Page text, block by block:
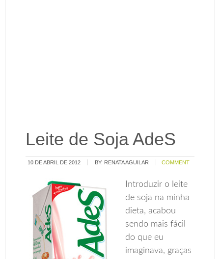
Leite de Soja AdeS
10 DE ABRIL DE 2012 BY: RENATA AGUILAR COMMENT
Introduzir o leite
de soja na minha
dieta, acabou
sendo mais fácil
do que eu
imaginava, graças